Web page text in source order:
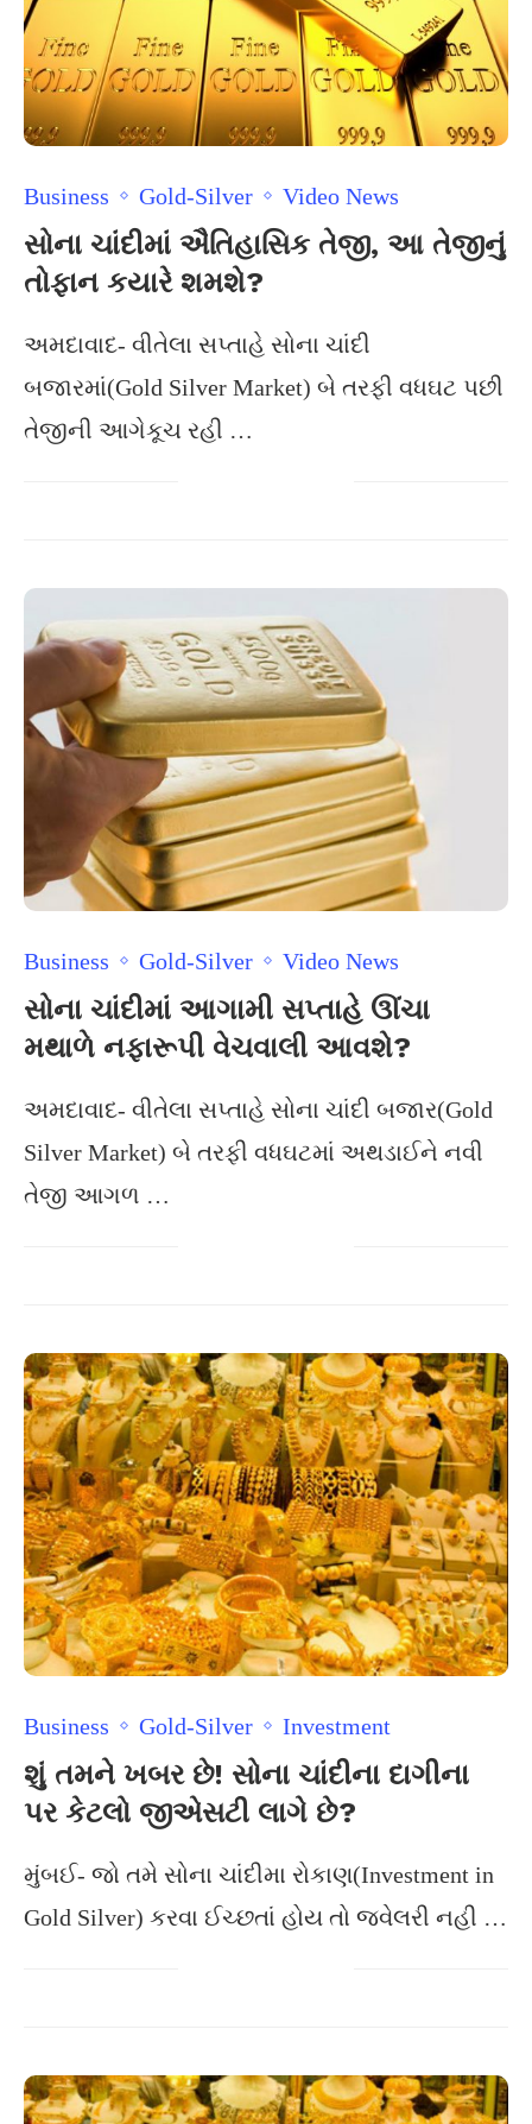
Business Gold-Silver Video News
સોના ચાંદીમાં ઐતિહાસિક તેજી, આ તેજીનું
તોફાન કયારે શમશે?
અમદાવાદ- વીતેલા સપ્તાહે સોના ચાંદી
બજારમાં(Gold Silver Market) બે તરફી વધઘટ પછી
તેજીની આગેકૂચ રહી …
Business Gold-Silver Video News
સોના ચાંદીમાં આગામી સપ્તાહે ઊંચા
મથાળે નફારૂપી વેચવાલી આવશે?
અમદાવાદ- વીતેલા સપ્તાહે સોના ચાંદી બજાર(Gold
Silver Market) બે તરફી વધઘટમાં અથડાઈને નવી
તેજી આગળ …
Business Gold-Silver Investment
શું તમને ખબર છે! સોના ચાંદીના દાગીના
પર કેટલો જીએસટી લાગે છે?
મુંબઈ- જો તમે સોના ચાંદીમા રોકાણ(Investment in
Gold Silver) કરવા ઈચ્છતાં હોય તો જ્વેલરી નહી …